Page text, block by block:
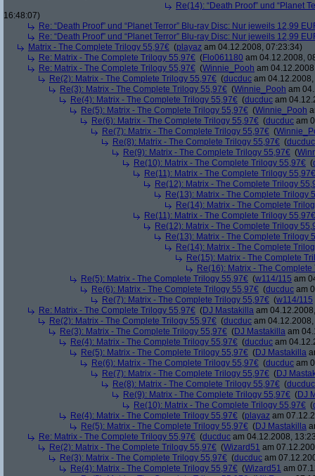
Re(14): “Death Proof” und “Planet
16:48:07)
Re: “Death Proof” und “Planet Terror” Blu-ray Disc: Nur jeweils 12,99
Re: “Death Proof” und “Planet Terror” Blu-ray Disc: Nur jeweils 12,99
Matrix - The Complete Trilogy 55,97€ (playaz am 04.12.2008, 07:23:34)
Re: Matrix - The Complete Trilogy 55,97€ (Flo061180 am 04.12.2008,
Re: Matrix - The Complete Trilogy 55,97€ (Winnie_Pooh am
Re(2): Matrix - The Complete Trilogy 55,97€ (ducduc am
Re(3): Matrix - The Complete Trilogy 55,97€ (Winnie_Pooh am
Re(4): Matrix - The Complete Trilogy 55,97€ (ducduc am
Re(5): Matrix - The Complete Trilogy 55,97€ (Winnie_Pooh
Re(6): Matrix - The Complete Trilogy 55,97€ (ducduc am
Re(7): Matrix - The Complete Trilogy 55,97€ (
Re(8): Matrix - The Complete Trilogy 55,97€ (ducduc
Re(9): Matrix - The Complete Trilogy 55,97€ (
Re(10): Matrix - The Complete Trilogy 55,97€ (
Re(11): Matrix - The Complete Trilogy 55,97€
Re(12): Matrix - The Complete Trilogy
Re(13): Matrix - The Complete Trilogy
Re(14): Matrix - The Complete
Re(11): Matrix - The Complete Trilogy 55,97€
Re(12): Matrix - The Complete Trilogy
Re(13): Matrix - The Complete Trilogy
Re(14): Matrix - The Complete
Re(15): Matrix - The Complete
Re(16): Matrix - The
Re(5): Matrix - The Complete Trilogy 55,97€ (w114/115 am
Re(6): Matrix - The Complete Trilogy 55,97€ (ducduc am
Re(7): Matrix - The Complete Trilogy 55,97€ (w114/115
Re: Matrix - The Complete Trilogy 55,97€ (DJ Mastakilla am
Re(2): Matrix - The Complete Trilogy 55,97€ (ducduc am
Re(3): Matrix - The Complete Trilogy 55,97€ (DJ Mastakilla am
Re(4): Matrix - The Complete Trilogy 55,97€ (ducduc am
Re(5): Matrix - The Complete Trilogy 55,97€ (DJ Mastakilla
Re(6): Matrix - The Complete Trilogy 55,97€ (ducduc am
Re(7): Matrix - The Complete Trilogy 55,97€ (DJ
Re(8): Matrix - The Complete Trilogy 55,97€ (ducduc
Re(9): Matrix - The Complete Trilogy 55,97€ (DJ
Re(10): Matrix - The Complete Trilogy 55,97€ (
Re(4): Matrix - The Complete Trilogy 55,97€ (playaz am
Re(5): Matrix - The Complete Trilogy 55,97€ (DJ Mastakilla
Re: Matrix - The Complete Trilogy 55,97€ (ducduc am 04.12.2008,
Re(2): Matrix - The Complete Trilogy 55,97€ (Wizard51 am
Re(3): Matrix - The Complete Trilogy 55,97€ (ducduc am
Re(4): Matrix - The Complete Trilogy 55,97€ (Wizard51 am